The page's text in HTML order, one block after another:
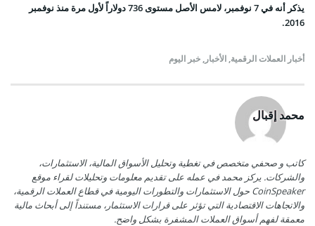
يذكر أنه في 7 نوفمبر، لامس الأصل مستوى 736 دولاراً لأول مرة منذ نوفمبر
2016.
أخبار العملات الرقمية, الأخبار, خبر اليوم
محمد إقبال
كاتب و صحفي متخصص في تغطية وتحليل الأسواق المالية، الاستثمارات،
والشركات. يركز محمد في عمله على تقديم معلومات وتحليلات لقراء موقع
CoinSpeaker حول الاستثمارات والتطورات اليومية في قطاع العملات الرقمية،
والاتجاهات الاقتصادية التي تؤثر على قرارات الاستثمار، مستنداً إلى أبحاث مالية
معمقة لفهم أسواق العملات المشفرة بشكل واضح.